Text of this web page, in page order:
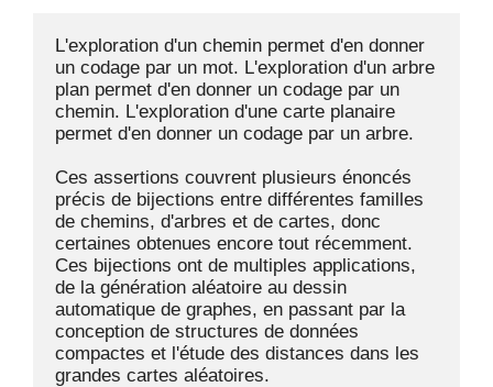
L'exploration d'un chemin permet d'en donner
un codage par un mot. L'exploration d'un arbre
plan permet d'en donner un codage par un
chemin. L'exploration d'une carte planaire
permet d'en donner un codage par un arbre.
Ces assertions couvrent plusieurs énoncés
précis de bijections entre différentes familles
de chemins, d'arbres et de cartes, donc
certaines obtenues encore tout récemment.
Ces bijections ont de multiples applications,
de la génération aléatoire au dessin
automatique de graphes, en passant par la
conception de structures de données
compactes et l'étude des distances dans les
grandes cartes aléatoires.